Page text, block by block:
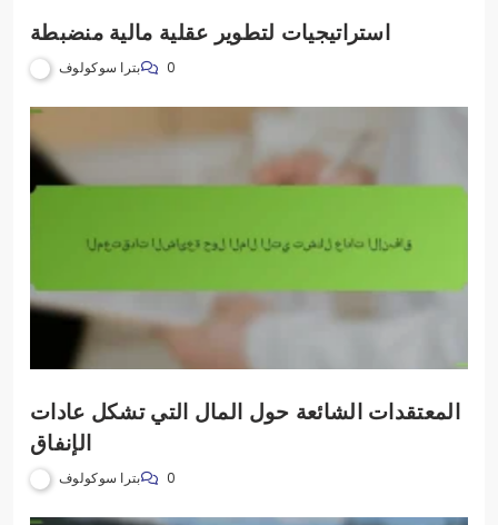
استراتيجيات لتطوير عقلية مالية منضبطة
بترا سوكولوف 0
المعتقدات الشائعة حول المال التي تشكل عادات
الإنفاق
بترا سوكولوف 0